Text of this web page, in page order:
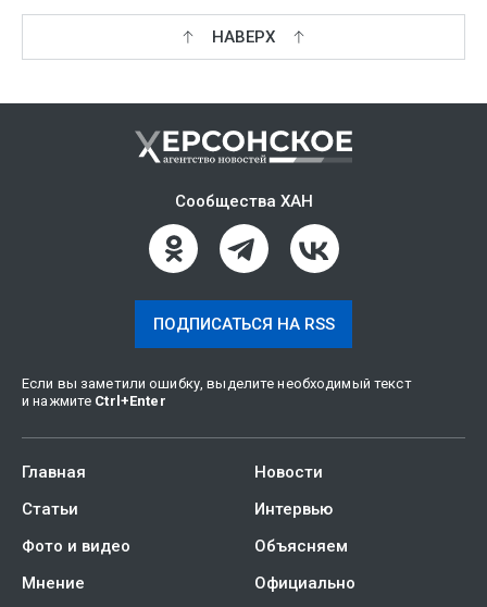
НАВЕРХ
Сообщества ХАН
ПОДПИСАТЬСЯ НА RSS
Если вы заметили ошибку, выделите необходимый текст
и нажмите Ctrl +Enter
Главная
Новости
Статьи
Интервью
Фото и видео
Объясняем
Мнение
Официально